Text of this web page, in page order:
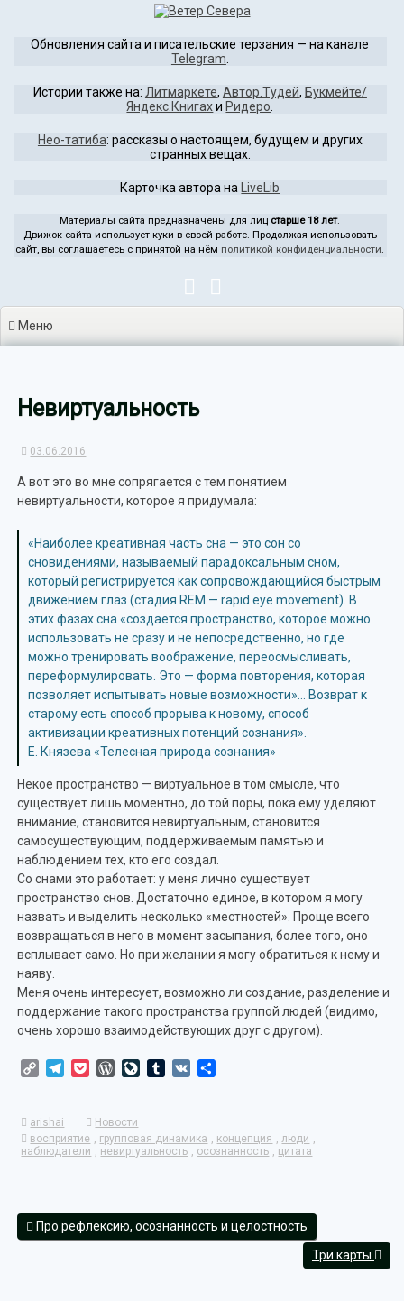
содержимому
Обновления сайта и писательские терзания — на канале
Telegram
Истории также на: Литмаркете, Автор.Тудей, Букмейте/
Яндекс.Книгахи Ридеро
Нео-татиба: рассказы о настоящем, будущем и других
странных вещах.
Карточка автора на LiveLib
Материалы сайта предназначены для лиц старше 18 лет.
Движок сайта использует куки в своей работе. Продолжая использовать
сайт, вы соглашаетесь с принятой на нём политикой конфиденциальности.
Меню
Невиртуальность
03.06.2016
А вот это во мне сопрягается с тем понятием
невиртуальности, которое я придумала:
«Наиболее креативная часть сна — это сон со
сновидениями, называемый парадоксальным сном,
который регистрируется как сопровождающийся быстрым
движением глаз (стадия REM — rapid eye movement). В
этих фазах сна «создаётся пространство, которое можно
использовать не сразу и не непосредственно, но где
можно тренировать воображение, переосмысливать,
переформулировать. Это — форма повторения, которая
позволяет испытывать новые возможности»… Возврат к
старому есть способ прорыва к новому, способ
активизации креативных потенций сознания».
Е. Князева «Телесная природа сознания»
Некое пространство — виртуальное в том смысле, что
существует лишь моментно, до той поры, пока ему уделяют
внимание, становится невиртуальным, становится
самосуществующим, поддерживаемым памятью и
наблюдением тех, кто его создал.
Со снами это работает: у меня лично существует
пространство снов. Достаточно единое, в котором я могу
назвать и выделить несколько «местностей». Проще всего
возвращаться в него в момент засыпания, более того, оно
всплывает само. Но при желании я могу обратиться к нему и
наяву.
Меня очень интересует, возможно ли создание, разделение и
поддержание такого пространства группой людей (видимо,
очень хорошо взаимодействующих друг с другом).
Copy TelegramPocketWordPress
LiveJournal
Tumblr
VK
arishai
Новости
восприятие , групповая динамика , концепция ,люди ,
наблюдатели , невиртуальность , осознанность , цитата
Про рефлексию, осознанность и целостность
Три карты